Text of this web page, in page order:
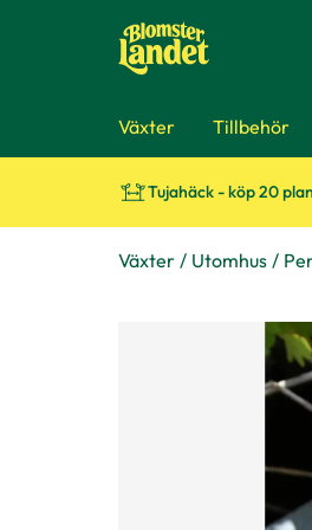
Växter Tillbehör
Tujahäck - köp 20
Växter Utomhus